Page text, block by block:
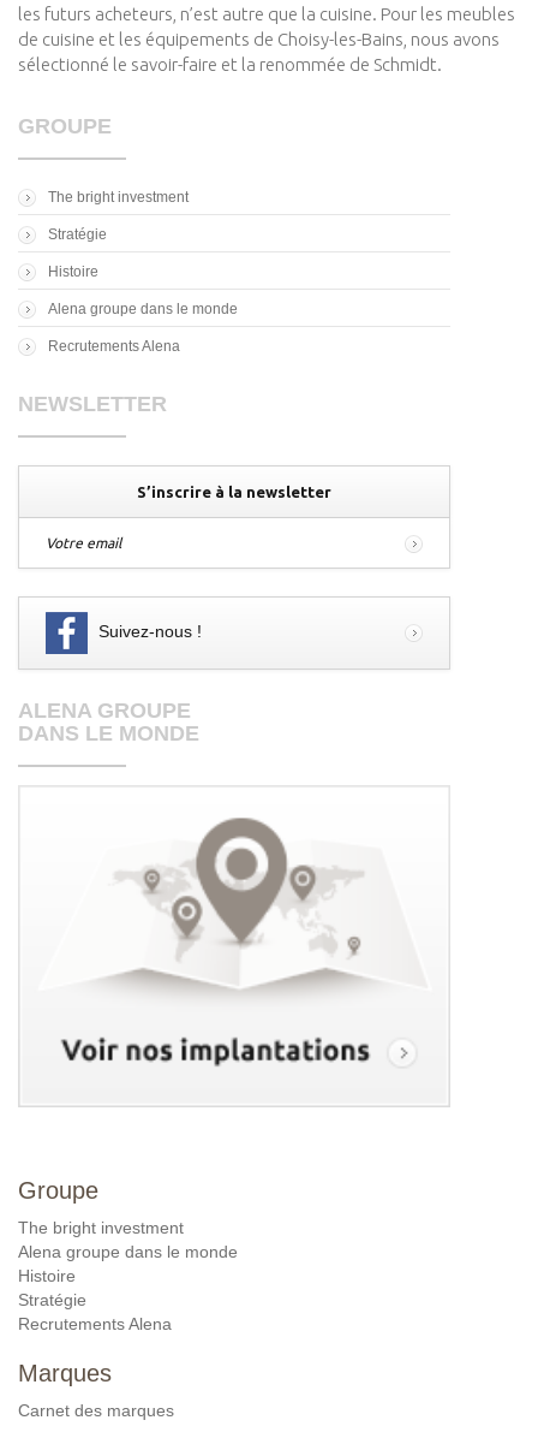
les futurs acheteurs, n’est autre que la cuisine. Pour les meubles
de cuisine et les équipements de Choisy-les-Bains, nous avons
sélectionné le savoir-faire et la renommée de Schmidt.
GROUPE
The bright investment
Stratégie
Histoire
Alena groupe dans le monde
Recrutements Alena
NEWSLETTER
S’inscrire à la newsletter
Votre email
Suivez-nous !
ALENA GROUPE
DANS LE MONDE
Groupe
The bright investment
Alena groupe dans le monde
Histoire
Stratégie
Recrutements Alena
Marques
Carnet des marques